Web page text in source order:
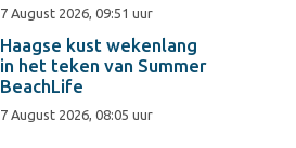
7 August 2026, 09:51 uur
Haagse kust wekenlang
in het teken van Summer
BeachLife
7 August 2026, 08:05 uur